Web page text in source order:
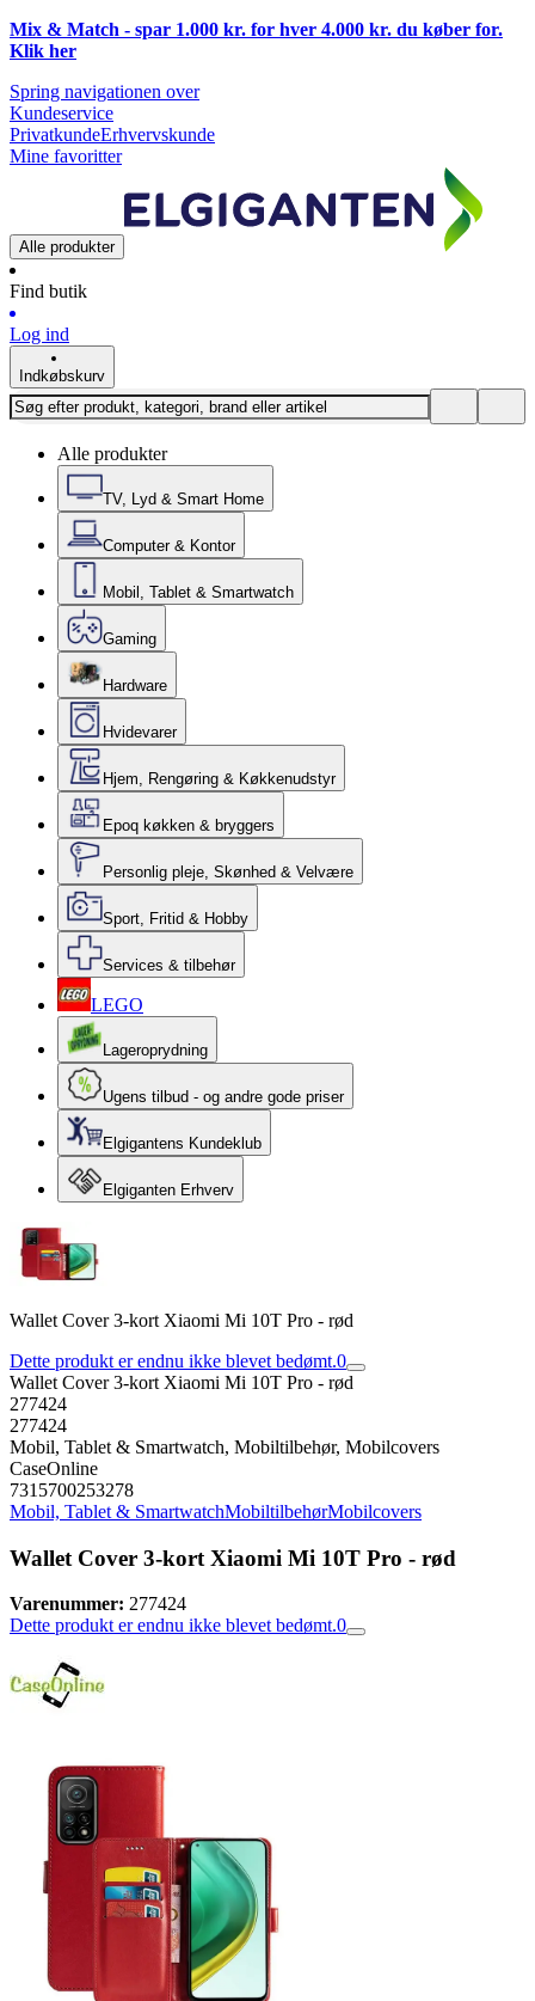
Mix & Match - spar 1.000 kr. for hver 4.000 kr. du køber for.
Klik her
Spring navigationen over
Kundeservice
PrivatkundeErhvervskunde
Mine favoritter
Alle produkter
Find butik
Log ind
Indkøbskurv
Alle produkter
TV, Lyd & Smart Home
Computer & Kontor
Mobil, Tablet & Smartwatch
Gaming
Hardware
Hvidevarer
Hjem, Rengøring & Køkkenudstyr
Epoq køkken & bryggers
Personlig pleje, Skønhed & Velvære
Sport, Fritid & Hobby
Services & tilbehør
LEGO
Lageroprydning
Ugens tilbud - og andre gode priser
Elgigantens Kundeklub
Elgiganten Erhverv
Wallet Cover 3-kort Xiaomi Mi 10T Pro - rød
Dette produkt er endnu ikke blevet bedømt.0
Wallet Cover 3-kort Xiaomi Mi 10T Pro - rød
277424
277424
Mobil, Tablet & Smartwatch, Mobiltilbehør, Mobilcovers
CaseOnline
7315700253278
Mobil, Tablet & SmartwatchMobiltilbehørMobilcovers
Wallet Cover 3-kort Xiaomi Mi 10T Pro - rød
Varenummer: 277424
Dette produkt er endnu ikke blevet bedømt.0